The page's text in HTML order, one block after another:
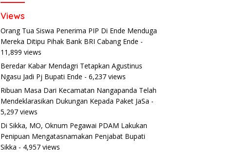
Views
Orang Tua Siswa Penerima PIP Di Ende Menduga
Mereka Ditipu Pihak Bank BRI Cabang Ende -
11,899 views
Beredar Kabar Mendagri Tetapkan Agustinus
Ngasu Jadi Pj Bupati Ende - 6,237 views
Ribuan Masa Dari Kecamatan Nangapanda Telah
Mendeklarasikan Dukungan Kepada Paket JaSa -
5,297 views
Di Sikka, MO, Oknum Pegawai PDAM Lakukan
Penipuan Mengatasnamakan Penjabat Bupati
Sikka - 4,957 views